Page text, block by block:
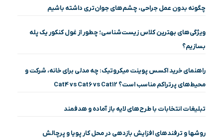
چگونه بدون عمل جراحی، چشم‌های جوان‌تری داشته باشیم
ویژگی‌های بهترین کلاس زیست‌شناسی؛ چطور از غول کنکور یک پله
بسازیم؟
راهنمای خرید اکسس پوینت میکروتیک: چه مدلی برای خانه، شرکت و
محیط‌های پرتراکم مناسب است؟ Cat4 vs Cat6 vs Cat12
تبلیغات انتخابات با طرح‌های لایه باز آماده و هدفمند
روشها و ترفندهای افزایش بازدهی در محل کار پویا و پرچالش